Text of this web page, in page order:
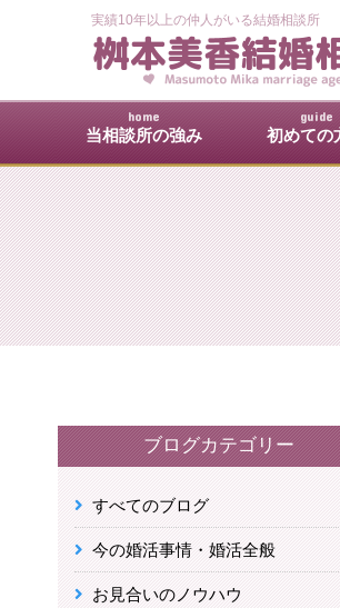
実績10年以上の仲人がいる結婚相談所
home
当相談所の強み
guide
初めての
ブログカテゴリー
すべてのブログ
今の婚活事情・婚活全般
お見合いのノウハウ